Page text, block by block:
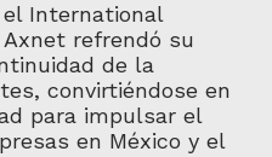
International
Axnet refrendó su
de la
convirtiéndose en
para impulsar el
en México y el